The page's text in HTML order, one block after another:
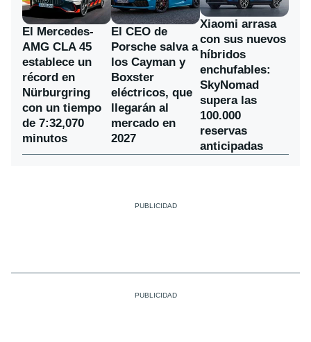
El Mercedes-
AMG CLA 45
establece un
récord en
Nürburgring
con un tiempo
de 7:32,070
minutos
El CEO de
Porsche salva a
los Cayman y
Boxster
eléctricos, que
llegarán al
mercado en
2027
Xiaomi arrasa
con sus nuevos
híbridos
enchufables:
SkyNomad
supera las
100.000
reservas
anticipadas